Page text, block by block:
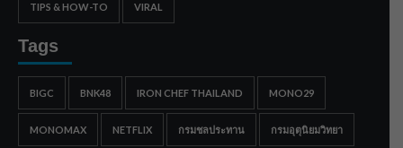
TIPS & HOW-TO VIRAL
Tags
BIGC BNK48 IRON CHEF THAILAND MONO29
MONOMAX NETFLIX กรมชลประทาน กรมอุตุนิยมวิทยา